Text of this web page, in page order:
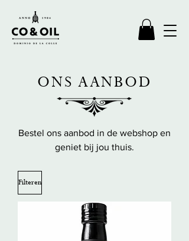
ONS AANBOD
Bestel ons aanbod in de webshop en
geniet bij jou thuis.
Filteren